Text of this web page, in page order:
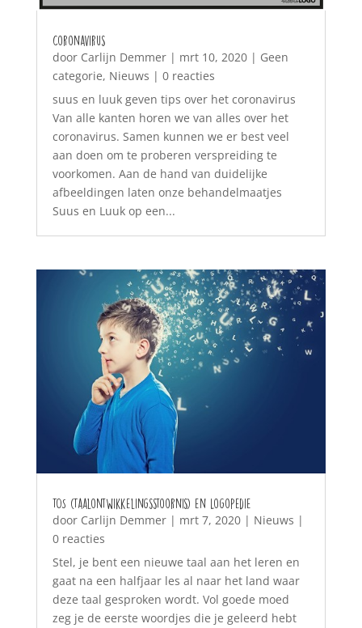
Coronavirus
door Carlijn Demmer| mrt 10, 2020| Geen
categorie, Nieuws | 0 reacties
suus en luuk geven tips over het coronavirus
Van alle kanten horen we van alles over het
coronavirus. Samen kunnen we er best veel
aan doen om te proberen verspreiding te
voorkomen. Aan de hand van duidelijke
afbeeldingen laten onze behandelmaatjes
Suus en Luuk op een...
TOS (Taalontwikkelingsstoornis) en Logopedie
door Carlijn Demmer| mrt 7, 2020| Nieuws |
0 reacties
Stel, je bent een nieuwe taal aan het leren en
gaat na een halfjaar les al naar het land waar
deze taal gesproken wordt. Vol goede moed
zeg je de eerste woordjes die je geleerd hebt